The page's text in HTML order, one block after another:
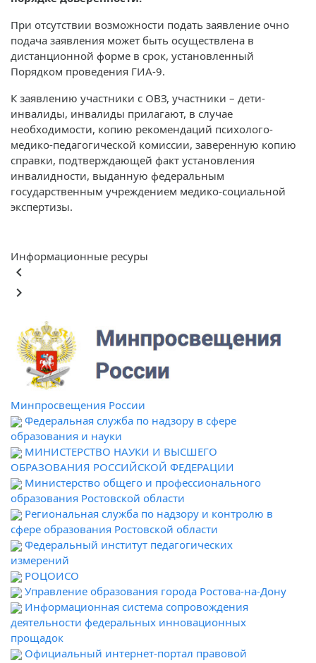
При отсутствии возможности подать заявление очно
подача заявления может быть осуществлена в
дистанционной форме в срок, установленный
Порядком проведения ГИА-9.
К заявлению участники с ОВЗ, участники – дети-
инвалиды, инвалиды прилагают, в случае
необходимости, копию рекомендаций психолого-
медико-педагогической комиссии, заверенную копию
справки, подтверждающей факт установления
инвалидности, выданную федеральным
государственным учреждением медико-социальной
экспертизы.
Информационные ресуры
keyboard_arrow_left
keyboard_arrow_right
Минпросвещения России
Федеральная служба по надзору в сфере
образования и науки
МИНИСТЕРСТВО НАУКИ И ВЫСШЕГО
ОБРАЗОВАНИЯ РОССИЙСКОЙ ФЕДЕРАЦИИ
Министерство общего и профессионального
образования Ростовской области
Региональная служба по надзору и контролю в
сфере образования Ростовской области
Федеральный институт педагогических
измерений
РОЦОИСО
Управление образования города Ростова-на-Дону
Информационная система сопровождения
деятельности федеральных инновационных
прощадок
Официальный интернет-портал правовой